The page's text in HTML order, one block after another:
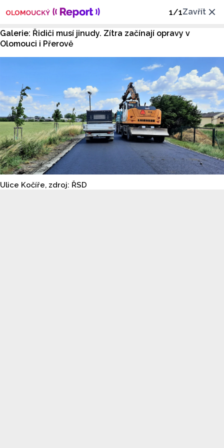
1/1Zavřít
Galerie: Řidiči musí jinudy. Zítra začínají opravy v
Olomouci i Přerově
Ulice Kočíře, zdroj: ŘSD